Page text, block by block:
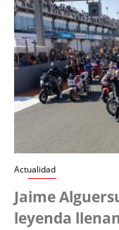
Actualidad
Jaime
leyenda